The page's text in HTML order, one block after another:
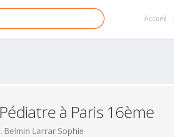
Accueil
à Paris 16ème
Belmin Larrar Sophie